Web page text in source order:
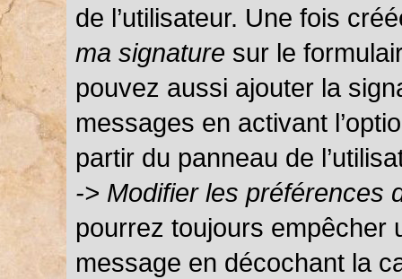
de l’utilisateur. Une fois
ma signature sur le
pouvez aussi ajouter la
messages en activant
partir du panneau de
-> Modifier les préférences
pourrez toujours empêcher
message en décochant la